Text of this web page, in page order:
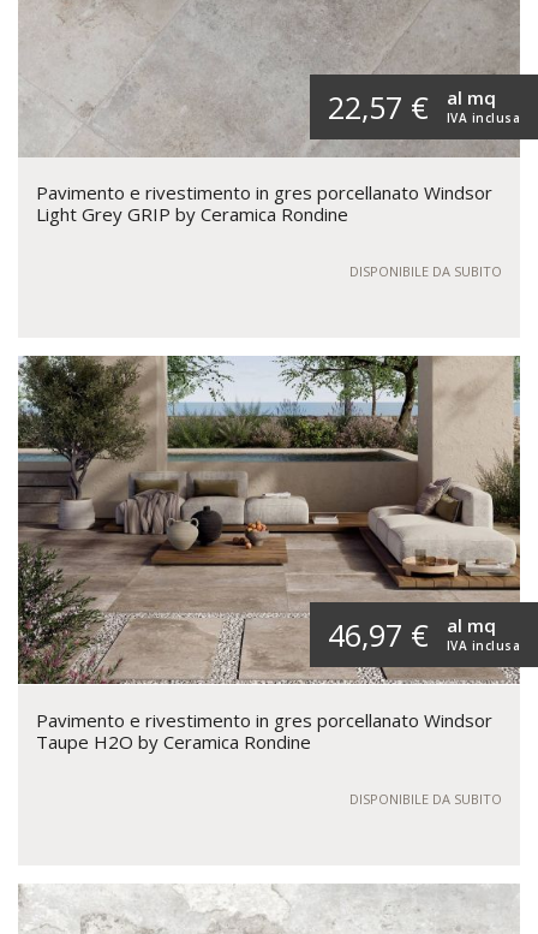
22,57 € IVA inclusa
al mq
Pavimento e rivestimento in gres porcellanato Windsor
Light Grey GRIP by Ceramica Rondine
DISPONIBILE DA SUBITO
46,97 € IVA inclusa
al mq
Pavimento e rivestimento in gres porcellanato Windsor
Taupe H2O by Ceramica Rondine
DISPONIBILE DA SUBITO